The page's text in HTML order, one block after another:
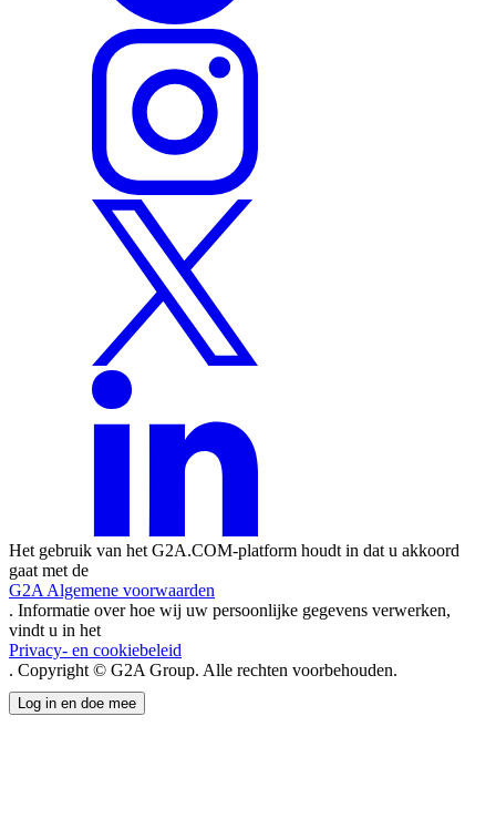
Het gebruik van het G2A.COM-platform houdt in dat u akkoord
gaat met de
G2A Algemene voorwaarden
. Informatie over hoe wij uw persoonlijke gegevens verwerken,
vindt u in het
Privacy- en cookiebeleid
. Copyright © G2A Group. Alle rechten voorbehouden.
Log in en doe mee